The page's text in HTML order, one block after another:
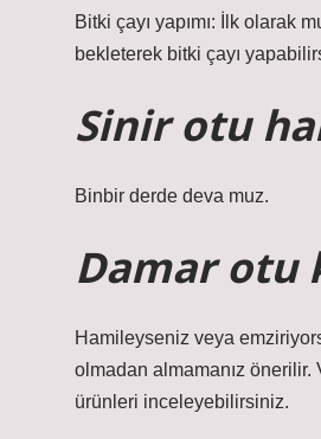
Bitki çayı yapımı: İlk olarak
bekleterek bitki çayı
Sinir otu
Binbir derde deva muz.
Damar otu
Hamileyseniz veya
olmadan almamanız
ürünleri inceleyebilirsiniz.